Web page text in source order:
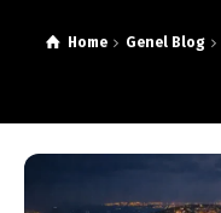
Home Genel Blog